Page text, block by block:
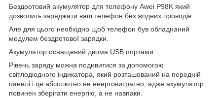
Бездротовий акумулятор для телефону Awei P98K який
дозволить заряджати ваш телефон без жодних проводів.
Але для цього необхідно щоб телефон був обладнаний
модулем бездротової зарядки.
Акумулятор оснащений двома USB портами.
Рівень заряду можна подивитися за допомогою
світлодіодного індикатора, який розташований на передній
панелі і це абсолютно не енерговитратно, адже акумулятор
повинен зберігати енергію, а не навпаки.